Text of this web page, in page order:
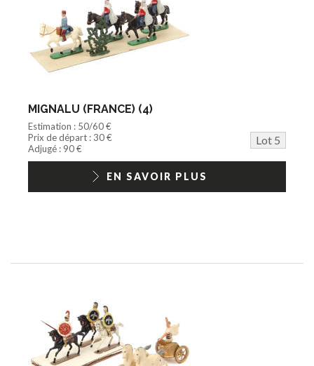
MIGNALU (FRANCE) (4)
Estimation : 50/60 €
Prix de départ : 30 €
Lot 5
Adjugé : 90 €
EN SAVOIR PLUS